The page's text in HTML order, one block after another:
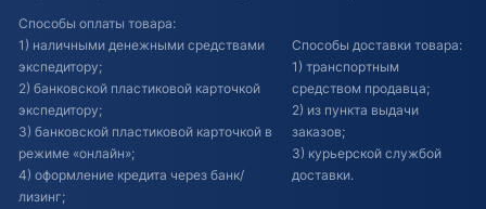
Способы оплаты товара:
1) наличными денежными средствами
экспедитору;
2) банковской пластиковой карточкой
экспедитору;
3) банковской пластиковой карточкой в
режиме «онлайн»;
4) оформление кредита через банк/
лизинг;
Способы доставки товара:
1) транспортным
средством продавца;
2) из пункта выдачи
заказов;
3) курьерской службой
доставки.